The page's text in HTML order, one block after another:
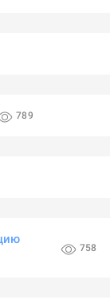
789
758